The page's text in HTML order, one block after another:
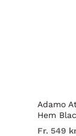
Adamo
Hem
Fr. 549